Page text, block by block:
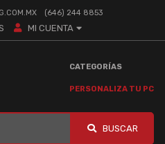
(646) 244 8853
MI CUENTA
CATEGORÍAS
PERSONALIZA TU PC
BUSCAR